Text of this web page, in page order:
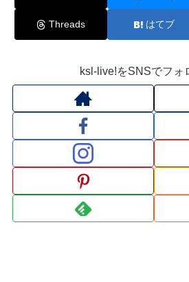
Threads はてブ
ksl-live!をSNSでフォ